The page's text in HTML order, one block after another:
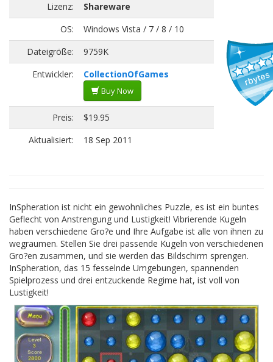
Lizenz:
Shareware
OS:
Windows Vista / 7 / 8 / 10
Dateigröße:
9759K
Entwickler:
CollectionOfGames
Buy Now
Preis:
$19.95
Aktualisiert:
18 Sep 2011
InSpheration ist nicht ein gewohnliches Puzzle, es ist ein buntes
Geflecht von Anstrengung und Lustigkeit! Vibrierende Kugeln
haben verschiedene Gro?e und Ihre Aufgabe ist alle von ihnen zu
wegraumen. Stellen Sie drei passende Kugeln von verschiedenen
Gro?en zusammen, und sie werden das Bildschirm sprengen.
InSpheration, das 15 fesselnde Umgebungen, spannenden
Spielprozess und drei entzuckende Regime hat, ist voll von
Lustigkeit!